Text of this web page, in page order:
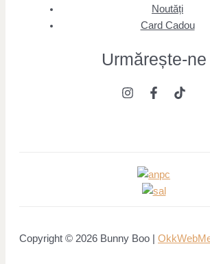
Noutăți
Card Cadou
Urmărește-ne
Copyright © 2026 Bunny Boo |